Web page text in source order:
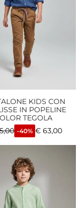
KIDS CON
IN POPELINE
TEGOLA
-40% €63,00